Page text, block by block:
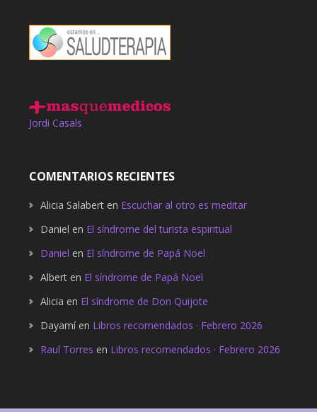
Jordi Casals
COMENTARIOS RECIENTES
Alicia Salaberten Escuchar al otro es meditar
Daniel en El síndrome del turista espiritual
Daniel en El síndrome de Papá Noel
Alberten El síndrome de Papá Noel
Alicia en El síndrome de Don Quijote
Dayamíen Libros recomendados · Febrero 2026
Raul Torres en Libros recomendados · Febrero 2026